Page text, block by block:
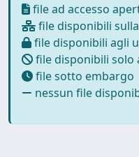
file ad accesso
file disponibili
file disponibili agli
file disponibili
file sotto embargo
nessun file